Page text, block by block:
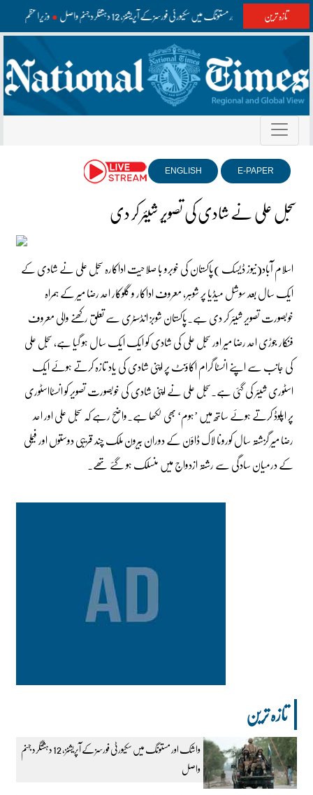
تازہ ترین واشک اور مستونگ میں سکیورٹی فورسز کے آپریشنز، 12 دہشتگرد جہنم واصل وزیراعظم
E-PAPER
ENGLISH
سجل علی نے شادی کی تصویر شیئر کر دی
اسلام آباد(نیوز ڈیسک )پاکستان کی خوبرو با صلاحیت اداکارہ سجل علی نے شادی کے
ایک سال بعد سوشل میڈیا پر شوہر، معروف اداکار و گلوکار احد رضا میر کے ہمراہ
خوبصورت تصویر شیئر کر دی ہے۔پاکستان شوبز انڈسٹری سے تعلق رکھنے والی معروف
فنکار جوڑی احد رضا میر اور سجل علی کی شادی کو ایک ایک سال ہو گیا ہے، سجل علی
کی جانب سے اپنے انسٹا گرام اکاؤنٹ پر اپنی شادی کی یاد تازہ کرتے ہوئے ایک
اسٹوری شیئر کی گئی ہے۔سجل علی نے اپنی شادی کی خوبصورت تصویر کو انسٹااسٹوری
پر اپلوڈ کرتے ہوئے ساتھ میں ’ہوم‘ بھی لکھا ہے۔واضح رہے کہ سجل علی اور احد
رضا میر گزشتہ سال کورونا لاک ڈاؤن کے دوران بیرون ملک چند قریبی دوستوں اور فیملی
کے درمیان سادگی سے رشتہ ازدواج میں منسلک ہو گئے تھے۔
تازہ ترین
واشک اور مستونگ میں سکیورٹی فورسز کے آپریشنز، 12 دہشتگرد جہنم
واصل